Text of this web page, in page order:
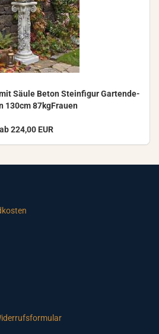
Säule Beton Stein­fi­gur Gar­ten­de­
130cm 87kgFrauen
ab 224,00 EUR